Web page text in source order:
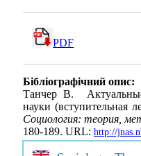
PDF
Бібліографічний опис:
Танчер В.
науки (вступительная
Социология: теория,
180-189. URL: http://